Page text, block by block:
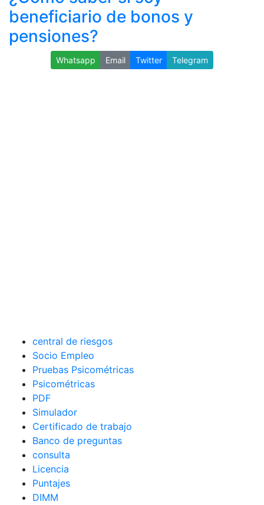
beneficiario de bonos y
pensiones?
Whatsapp Email Twitter Telegram
central de riesgos
Socio Empleo
Pruebas Psicométricas
Psicométricas
PDF
Simulador
Certificado de trabajo
Banco de preguntas
consulta
Licencia
Puntajes
DIMM